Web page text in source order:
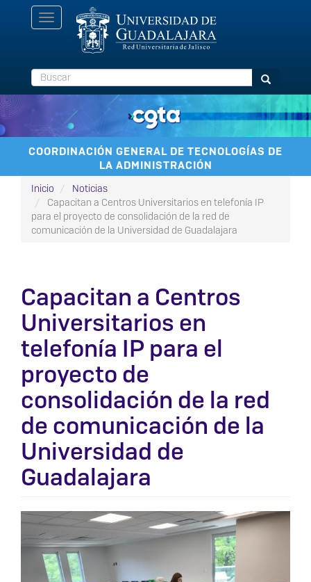
Toggle
navigation
Buscar Buscar
COORDINACIÓN GENERAL DE TECNOLOGÍAS DE
LA ADMINISTRACIÓN
Inicio
Noticias
Capacitan a Centros Universitarios en telefonía IP
para el proyecto de consolidación de la red de
comunicación de la Universidad de Guadalajara
Capacitan a Centros
Universitarios en
telefonía IP para el
proyecto de
consolidación de la red
de comunicación de la
Universidad de
Guadalajara